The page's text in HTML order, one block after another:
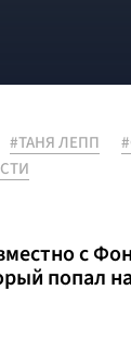
#ТАНЯ ЛЕПП
с
попал